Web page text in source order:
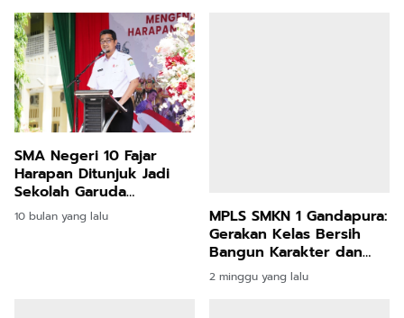
SMA Negeri 10 Fajar
Harapan Ditunjuk Jadi
Sekolah Garuda
Transformasi: Aceh
Menapaki Jejak Sekolah
10 bulan yang lalu
MPLS SMKN 1 Gandapura:
Gerakan Kelas Bersih
Bangun Karakter dan
Jiwa Kolaboratif Siswa
2 minggu yang lalu